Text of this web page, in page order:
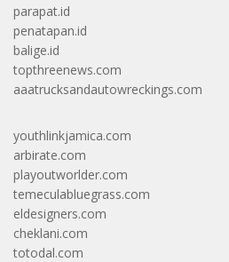
parapat.id
penatapan.id
balige.id
topthreenews.com
aaatrucksandautowreckings.com
youthlinkjamica.com
arbirate.com
playoutworlder.com
temeculabluegrass.com
eldesigners.com
cheklani.com
totodal.com